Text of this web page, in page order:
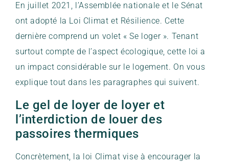
En juillet 2021, l’Assemblée nationale et le Sénat
ont adopté la Loi Climat et Résilience. Cette
dernière comprend un volet « Se loger ». Tenant
surtout compte de l’aspect écologique, cette loi a
un impact considérable sur le logement. On vous
explique tout dans les paragraphes qui suivent.
Le gel de loyer de loyer et
l’interdiction de louer des
passoires thermiques
Concrètement, la loi Climat vise à encourager la